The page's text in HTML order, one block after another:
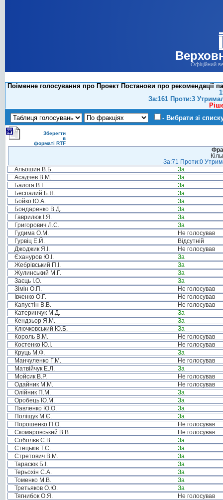
Офіційний
Поіменне голосування про Проект Постанови про рекомендації
За:161 Проти:3
- Вибрати зі
Зберегти
в
форматі RTF
За:71 Проти:0
Альошин В.Б.
За
Асадчев В.М.
За
Балога В.І.
За
Беспалий Б.Я.
За
Бойко Ю.А.
За
Бондаренко В.Д.
За
Гаврилюк І.Я.
За
Григорович Л.С.
За
Гудима О.М.
Не голосував
Гурвіц Е.Й.
Відсутній
Джоджик Я.І.
Не голосував
Єхануров Ю.І.
За
Жебрівський П.І.
За
Жулинський М.Г.
За
Заєць І.О.
За
Зімін О.П.
Не голосував
Івченко О.Г.
Не голосував
Капустін В.В.
Не голосував
Катеринчук М.Д.
За
Кендзьор Я.М.
За
Ключковський Ю.Б.
За
Король В.М.
Не голосував
Костенко Ю.І.
Не голосував
Круць М.Ф.
За
Манчуленко Г.М.
Не голосував
Матвійчук Е.Л.
За
Мойсик В.Р.
Не голосував
Одайник М.М.
Не голосував
Олійник П.М.
За
Оробець Ю.М.
За
Павленко Ю.О.
За
Поліщук М.Є.
За
Порошенко П.О.
Не голосував
Скомаровський В.В.
Не голосував
Соболєв С.В.
За
Стецьків Т.С.
За
Стретович В.М.
За
Тарасюк Б.І.
За
Терьохін С.А.
За
Томенко М.В.
За
Третьяков О.Ю.
За
Тягнибок О.Я.
Не голосував